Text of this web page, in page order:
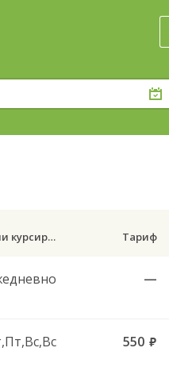
Дни курсирования Тариф
—
550 руб.